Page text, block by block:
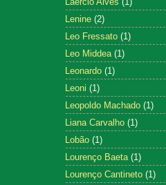
Lenine (2)
Leo Fressato (1)
Leo Middea (1)
Leonardo (1)
Leoni (1)
Leopoldo Machado (1)
Liana Carvalho (1)
Lobão (1)
Lourenço Baeta (1)
Lourenço Cantineto (1)